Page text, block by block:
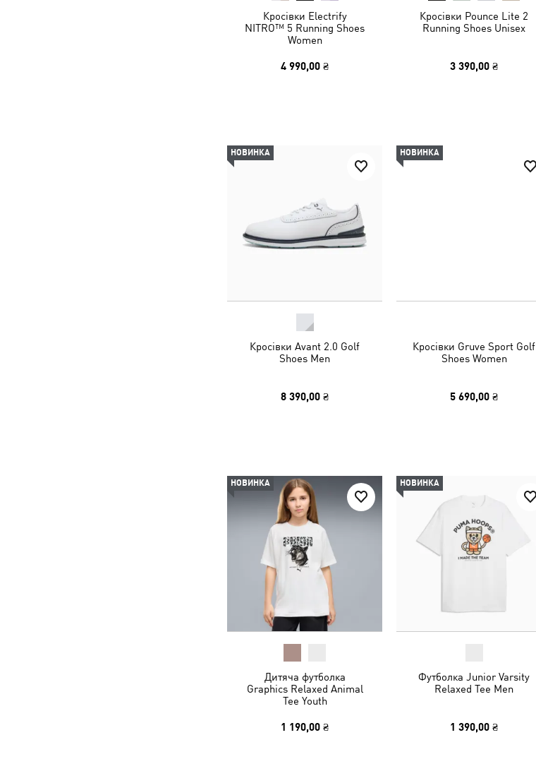
Кросівки Electrify
NITRO™ 5 Running Shoes
Women
4 990,00 ₴
Кросівки Pounce Lite 2
Running Shoes Unisex
3 390,00 ₴
НОВИНКА
Кросівки Avant 2.0 Golf
Shoes Men
8 390,00 ₴
НОВИНКА
Кросівки Gruve Sport Golf
Shoes Women
5 690,00 ₴
НОВИНКА
Дитяча футболка
Graphics Relaxed Animal
Tee Youth
1 190,00 ₴
НОВИНКА
Футболка Junior Varsity
Relaxed Tee Men
1 390,00 ₴